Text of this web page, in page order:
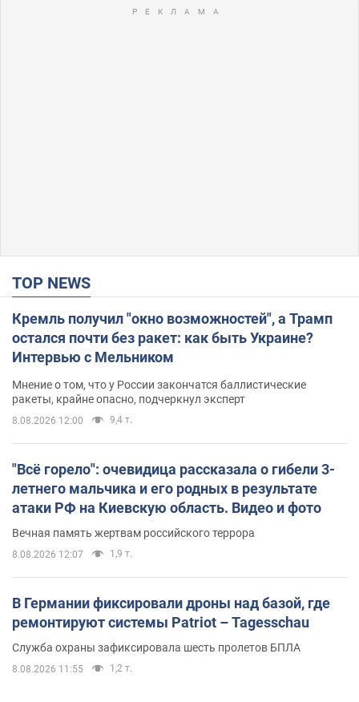
TOP NEWS
Кремль получил "окно возможностей", а Трамп
остался почти без ракет: как быть Украине?
Интервью с Мельником
Мнение о том, что у России закончатся баллистические
ракеты, крайне опасно, подчеркнул эксперт
8.08.2026 12:00 9,4 т.
"Всё горело": очевидица рассказала о гибели 3-
летнего мальчика и его родных в результате
атаки РФ на Киевскую область. Видео и фото
Вечная память жертвам российского террора
8.08.2026 12:07 1,9 т.
В Германии фиксировали дроны над базой, где
ремонтируют системы Patriot – Tagesschau
Служба охраны зафиксировала шесть пролетов БПЛА
8.08.2026 11:55 1,2 т.